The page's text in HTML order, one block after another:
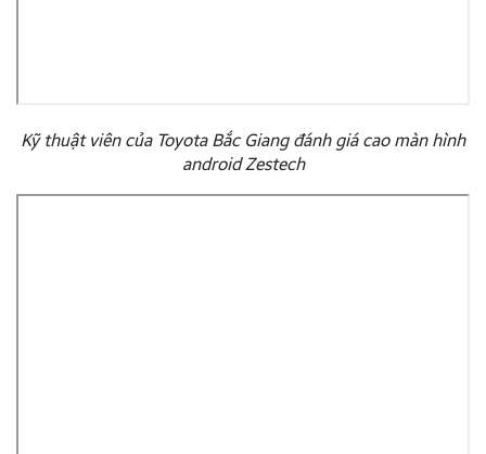
Kỹ thuật viên của Toyota Bắc Giang đánh giá cao màn hình
android Zestech